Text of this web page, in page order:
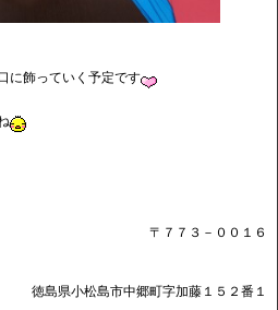
に飾っていく予定です
〒７７３－００１６
徳島県小松島市中郷町字加藤１５２番１